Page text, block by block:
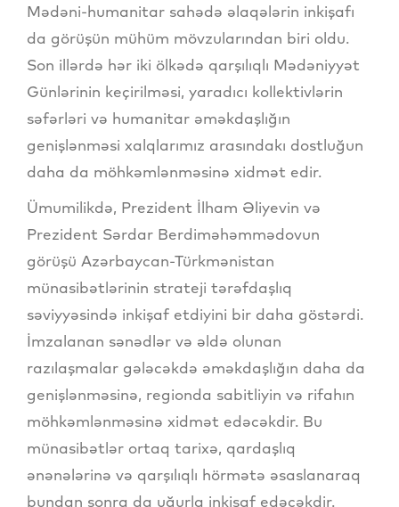
Mədəni-humanitar sahədə əlaqələrin inkişafı
da görüşün mühüm mövzularından biri oldu.
Son illərdə hər iki ölkədə qarşılıqlı Mədəniyyət
Günlərinin keçirilməsi, yaradıcı kollektivlərin
səfərləri və humanitar əməkdaşlığın
genişlənməsi xalqlarımız arasındakı dostluğun
daha da möhkəmlənməsinə xidmət edir.
Ümumilikdə, Prezident İlham Əliyevin və
Prezident Sərdar Berdiməhəmmədovun
görüşü Azərbaycan-Türkmənistan
münasibətlərinin strateji tərəfdaşlıq
səviyyəsində inkişaf etdiyini bir daha göstərdi.
İmzalanan sənədlər və əldə olunan
razılaşmalar gələcəkdə əməkdaşlığın daha da
genişlənməsinə, regionda sabitliyin və rifahın
möhkəmlənməsinə xidmət edəcəkdir. Bu
münasibətlər ortaq tarixə, qardaşlıq
ənənələrinə və qarşılıqlı hörmətə əsaslanaraq
bundan sonra da uğurla inkişaf edəcəkdir.